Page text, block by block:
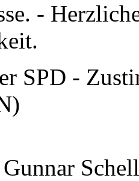
-
SPD -